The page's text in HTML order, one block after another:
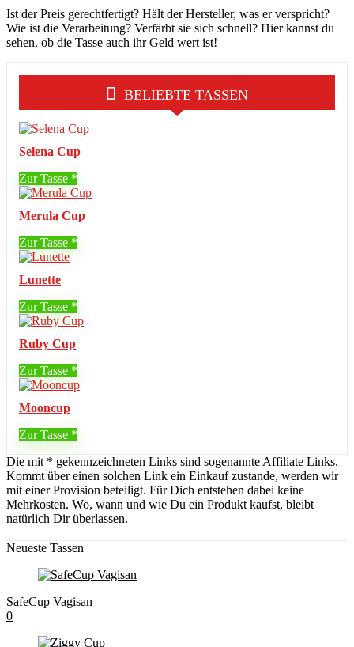
Ist der Preis gerechtfertigt? Hält der Hersteller, was er verspricht?
Wie ist die Verarbeitung? Verfärbt sie sich schnell? Hier kannst du
sehen, ob die Tasse auch ihr Geld wert ist!
BELIEBTE TASSEN
Selena Cup
Zur Tasse
Merula Cup
Zur Tasse
Lunette
Zur Tasse
Ruby Cup
Zur Tasse
Mooncup
Zur Tasse
Die mit * gekennzeichneten Links sind sogenannte Affiliate Links.
Kommt über einen solchen Link ein Einkauf zustande, werden wir
mit einer Provision beteiligt. Für Dich entstehen dabei keine
Mehrkosten. Wo, wann und wie Du ein Produkt kaufst, bleibt
natürlich Dir überlassen.
Neueste Tassen
SafeCup Vagisan
0